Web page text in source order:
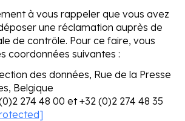
à vous rappeler que vous avez
une réclamation auprès de
de contrôle. Pour ce faire, vous
coordonnées suivantes :
des données, Rue de la Presse
Belgique
274 48 00 et +32 (0)2 274 48 35